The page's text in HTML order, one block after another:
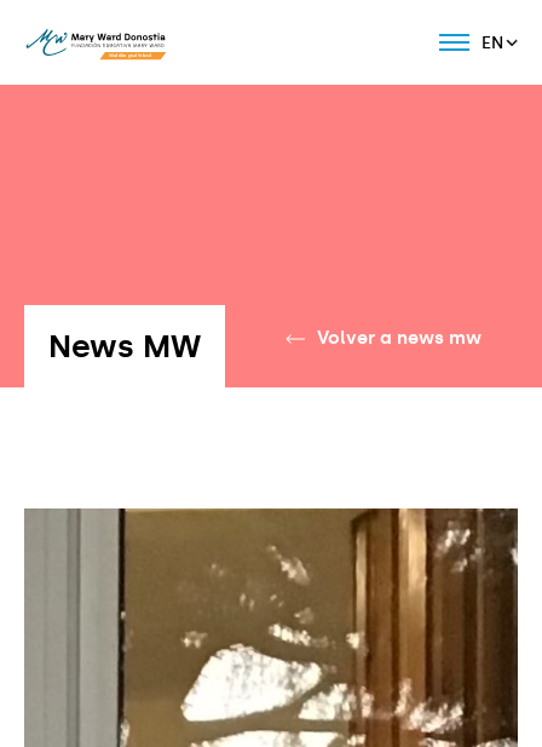
EN
Volver a news mw
News MW